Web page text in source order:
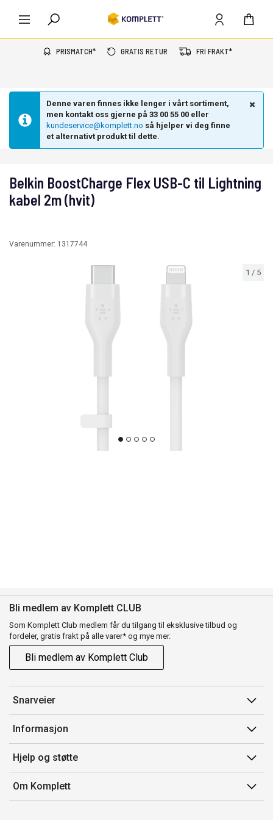
PRISMATCH* GRATIS RETUR FRI FRAKT*
Denne varen finnes ikke lenger i vårt sortiment,
men kontakt oss gjerne på 33 00 55 00 eller
kundeservice@komplett.no så hjelper vi deg finne
et alternativt produkt til dette.
1 / 5
Belkin BoostCharge Flex USB-C til Lightning
kabel 2m (hvit)
Varenummer: 1317744
Bli medlem av Komplett CLUB
Som Komplett Club medlem får du tilgang til eksklusive tilbud og
fordeler, gratis frakt på alle varer* og mye mer.
Bli medlem av Komplett Club
Snarveier
Min side
Ordreoversikt
Flex
Komplett Club
Informasjon
Salgsbetingelser
Medlemsvilkår for Komplett Club
Merker/produsent
Hjelp og støtte
Kontakt oss
Kundeservice
Om Komplett